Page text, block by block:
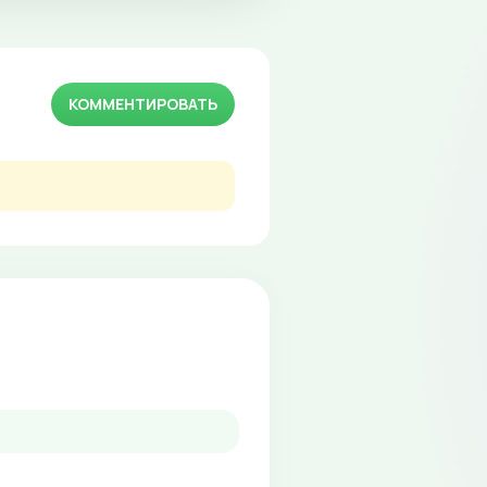
КОММЕНТИРОВАТЬ